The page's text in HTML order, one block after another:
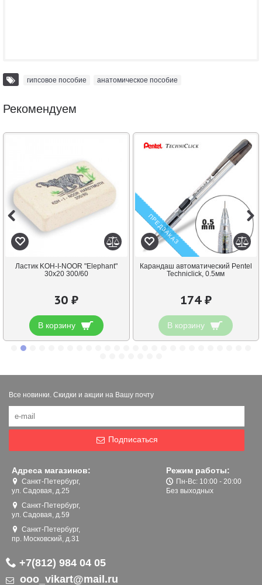
гипсовое пособие анатомическое пособие
Рекомендуем
Ластик KOH-I-NOOR "Elephant"
30х20 300/60
30 ₽
В корзину
ПРЕДЗАКАЗ
Карандаш автоматический Pentel
Techniclick, 0.5мм
174 ₽
В корзину
Все новинки. Скидки и акции на Вашу почту
Подписаться
Адреса магазинов:
Санкт-Петербург,
ул. Садовая, д.25
Санкт-Петербург,
ул. Садовая, д.59
Санкт-Петербург,
пр. Московский, д.31
Режим работы:
Пн-Вс: 10:00 - 20:00
Без выходных
+7(812) 984 04 05
ooo_vikart@mail.ru